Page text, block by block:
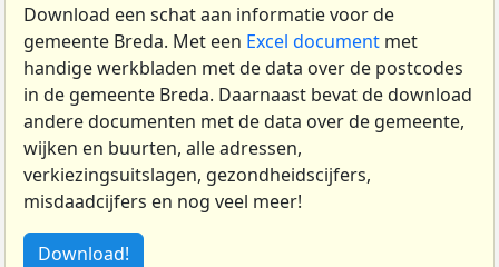
Download een schat aan informatie voor de
gemeente Breda. Met een Excel document met
handige werkbladen met de data over de postcodes
in de gemeente Breda. Daarnaast bevat de download
andere documenten met de data over de gemeente,
wijken en buurten, alle adressen,
verkiezingsuitslagen, gezondheidscijfers,
misdaadcijfers en nog veel meer!
Download!